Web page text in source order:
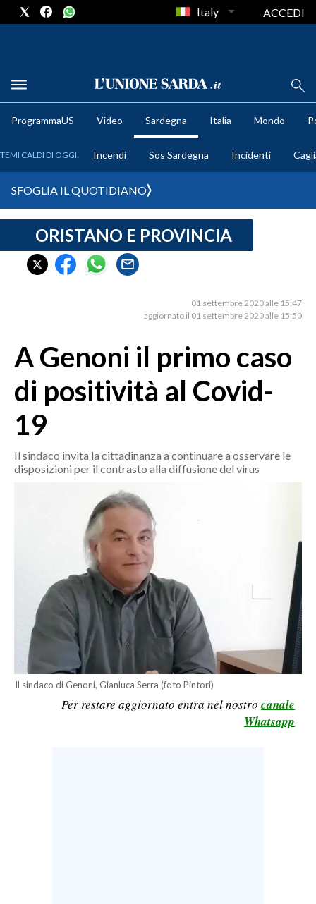
METEO
CRONACA SARDEGNA
CAGLIARI
SASSARI E PROVINCIA
GALLURA
NUORO E PROVINCIA
OGLIASTRA
ECONOMIA
SERVIZI ALLE IMPRESE
LAVORO
BANDI
SPORT IN SARDEGNA
Italy ACCEDI
ProgrammaUS Video Sardegna Italia Mondo
TEMI CALDI DI OGGI: Incendi Sos Sardegna Incidenti
SFOGLIA IL QUOTIDIANO
ORISTANO E PROVINCIA
01 settembre 2020 alle 15:47
aggiornato il 01 settembre 2020 alle 15:50
A Genoni il primo caso
di positività al Covid-
19
Il sindaco invita la cittadinanza a continuare a osservare le
disposizioni per il contrasto alla diffusione del virus
Il sindaco di Genoni, Gianluca Serra (foto Pintori)
Per restare aggiornato entra nel nostro canale
Whatsapp